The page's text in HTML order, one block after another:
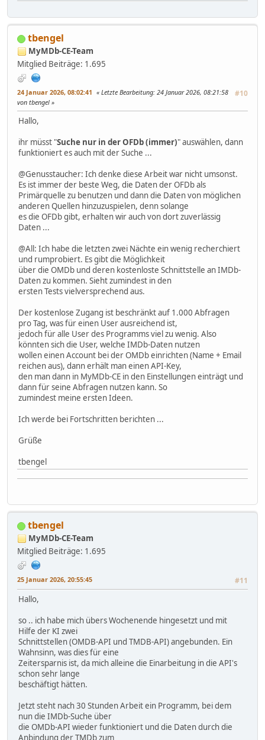
tbengel
MyMDb-CE-Team
Mitglied Beiträge: 1.695
24 Januar 2026, 08:02:41 #10
Letzte Bearbeitung: 24 Januar 2026, 08:21:58
von tbengel
Hallo,
ihr müsst "Suche nur in der OFDb (immer)" auswählen, dann
funktioniert es auch mit der Suche ...
@Genusstaucher: Ich denke diese Arbeit war nicht umsonst.
Es ist immer der beste Weg, die Daten der OFDb als
Primärquelle zu benutzen und dann die Daten von möglichen
anderen Quellen hinzuzuspielen, denn solange
es die OFDb gibt, erhalten wir auch von dort zuverlässig
Daten ...
@All: Ich habe die letzten zwei Nächte ein wenig recherchiert
und rumprobiert. Es gibt die Möglichkeit
über die OMDb und deren kostenloste Schnittstelle an IMDb-
Daten zu kommen. Sieht zumindest in den
ersten Tests vielversprechend aus.
Der kostenlose Zugang ist beschränkt auf 1.000 Abfragen
pro Tag, was für einen User ausreichend ist,
jedoch für alle User des Programms viel zu wenig. Also
könnten sich die User, welche IMDb-Daten nutzen
wollen einen Account bei der OMDb einrichten (Name + Email
reichen aus), dann erhält man einen API-Key,
den man dann in MyMDb-CE in den Einstellungen einträgt und
dann für seine Abfragen nutzen kann. So
zumindest meine ersten Ideen.
Ich werde bei Fortschritten berichten ...
Grüße
tbengel
tbengel
MyMDb-CE-Team
Mitglied Beiträge: 1.695
25 Januar 2026, 20:55:45 #11
Hallo,
so .. ich habe mich übers Wochenende hingesetzt und mit
Hilfe der KI zwei
Schnittstellen (OMDB-API und TMDB-API) angebunden. Ein
Wahnsinn, was dies für eine
Zeitersparnis ist, da mich alleine die Einarbeitung in die API's
schon sehr lange
beschäftigt hätten.
Jetzt steht nach 30 Stunden Arbeit ein Programm, bei dem
nun die IMDb-Suche über
die OMDb-API wieder funktioniert und die Daten durch die
Anbindung der TMDb zum